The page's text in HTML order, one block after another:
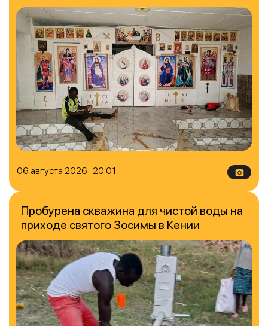
06 августа 2026 20:01
Пробурена скважина для чистой воды на
приходе святого Зосимы в Кении